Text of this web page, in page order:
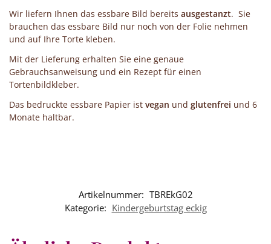
Wir liefern Ihnen das essbare Bild bereits ausgestanzt. Sie
brauchen das essbare Bild nur noch von der Folie nehmen
und auf Ihre Torte kleben.
Mit der Lieferung erhalten Sie eine genaue
Gebrauchsanweisung und ein Rezept für einen
Tortenbildkleber.
Das bedruckte essbare Papier ist vegan und glutenfrei und 6
Monate haltbar.
Artikelnummer: TBREkG02
Kategorie: Kindergeburtstag eckig